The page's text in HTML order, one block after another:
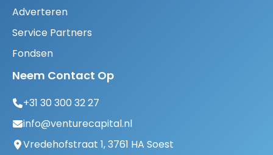
Adverteren
Service Partners
Fondsen
Neem Contact Op
+31 30 300 32 27
info@venturecapital.nl
Vredehofstraat 1, 3761 HA Soest